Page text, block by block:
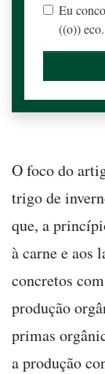
Eu
((o)) eco.
O foco do
trigo de
que, a
à carne e aos
concretos
produção
primas
a produção